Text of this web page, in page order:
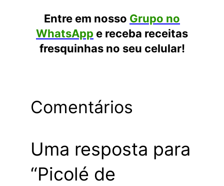
Entre em nosso Grupo no
WhatsApp e receba receitas
fresquinhas no seu celular!
Comentários
Uma resposta para
“Picolé de